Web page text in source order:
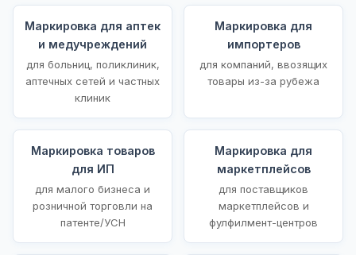
Маркировка для аптек
и медучреждений
для больниц, поликлиник,
аптечных сетей и частных
клиник
Маркировка для
импортеров
для компаний, ввозящих
товары из-за рубежа
Маркировка товаров
для ИП
для малого бизнеса и
розничной торговли на
патенте/УСН
Маркировка для
маркетплейсов
для поставщиков
маркетплейсов и
фулфилмент-центров